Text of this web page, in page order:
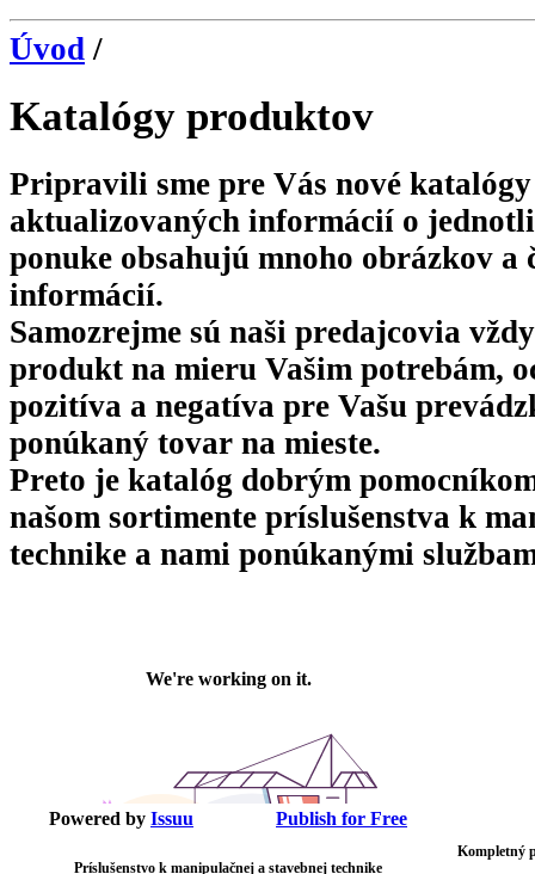
Úvod /
Katalógy produktov
Pripravili sme pre Vás nové
aktualizovaných informácií o
ponuke obsahujú mnoho obrázkov a
informácií.
Samozrejme sú naši predajcovia
produkt na mieru Vašim potrebám,
pozitíva a negatíva pre Vašu
ponúkaný tovar na mieste.
Preto je katalóg dobrým
našom sortimente príslušenstva k
technike a nami ponúkanými
Powered by Issuu Publish for Free
Príslušenstvo k manipulačnej a stavebnej technike
Kompletný